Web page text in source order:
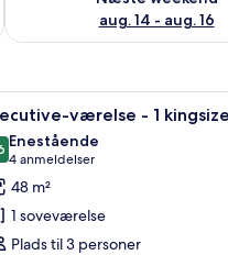
aug. 14 - aug. 16
udsigt over byen.
et skrivebord og et fjernsyn.Et
11 værelse - 1
ud af 10
Enestående
4 anmeldelser
(4
anmeldelser)
48 m²
1 soveværelse
Plads til 3 personer